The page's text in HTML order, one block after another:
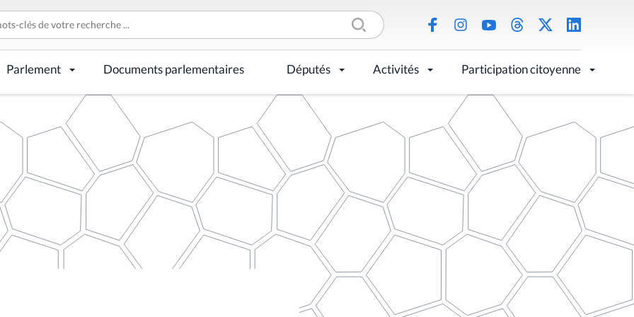
Parlement Documents parlementaires Députés Activités Participation citoyenne